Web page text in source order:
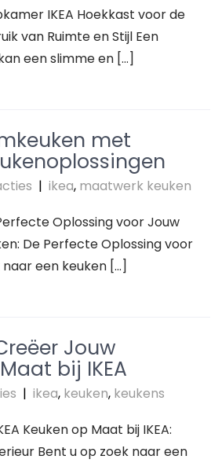
IKEA Hoekkast voor de
van Ruimte en Stijl Een
een slimme en […]
met
| ikea, maatwerk keuken
Oplossing voor Jouw
De Perfecte Oplossing voor
een keuken […]
Jouw
bij IKEA
| ikea, keuken, keukens
Keuken op Maat bij IKEA:
Bent u op zoek naar een